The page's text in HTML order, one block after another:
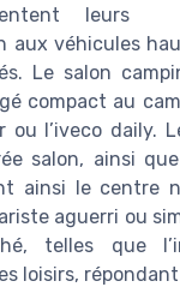
leurs
aux véhicules
Le salon
compact au
ou l’iveco daily.
salon, ainsi
ainsi le centre
aguerri ou
telles que
loisirs,